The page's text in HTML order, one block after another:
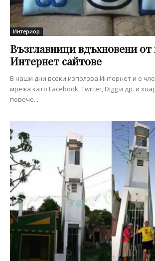
Интериор
Възглавници вдъхновени от
Интернет сайтове
В наши дни всеки използва Интернет и е
мрежа като Facebook, Twitter, Digg и др. и
повече...